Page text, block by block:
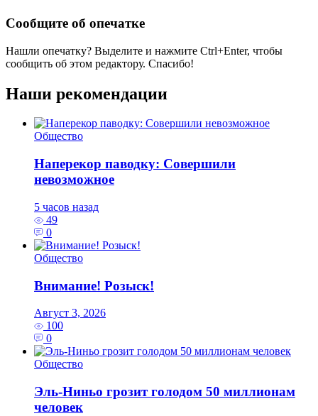
Сообщите об опечатке
Нашли опечатку? Выделите и нажмите Ctrl+Enter, чтобы
сообщить об этом редактору. Спасибо!
Наши рекомендации
Общество
Наперекор паводку: Совершили
невозможное
5 часов назад
49
0
Общество
Внимание! Розыск!
Август 3, 2026
100
0
Общество
Эль‑Ниньо грозит голодом 50 миллионам
человек